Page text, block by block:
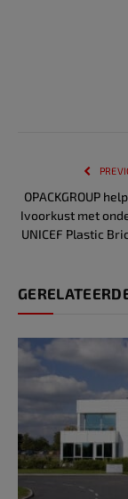
OPACKGROUP
Ivoorkust met
UNICEF Plastic